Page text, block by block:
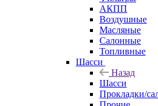
АКПП
Воздушные
Масляные
Салонные
Топливные
Шасси
Назад
Шасси
Прокладки/